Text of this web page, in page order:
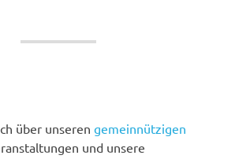
über unseren gemeinnützigen
und unsere